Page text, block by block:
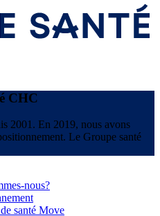
CHC
2001. En 2019, nous avons
Le Groupe santé
nous?
santé Move